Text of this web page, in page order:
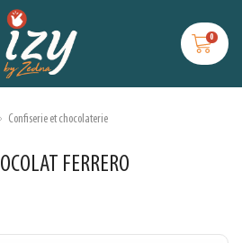
0
Confiserie et chocolaterie
FERRERO